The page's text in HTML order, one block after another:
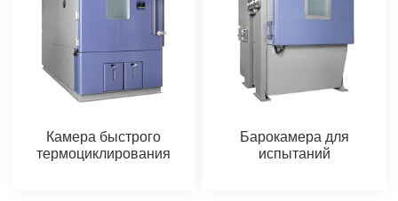
Камера быстрого
термоциклирования
Барокамера для
испытаний